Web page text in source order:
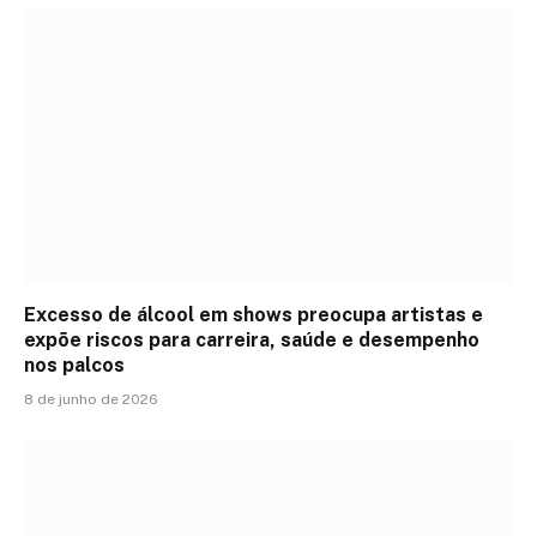
Excesso de álcool em shows preocupa artistas e
expõe riscos para carreira, saúde e desempenho
nos palcos
8 de junho de 2026